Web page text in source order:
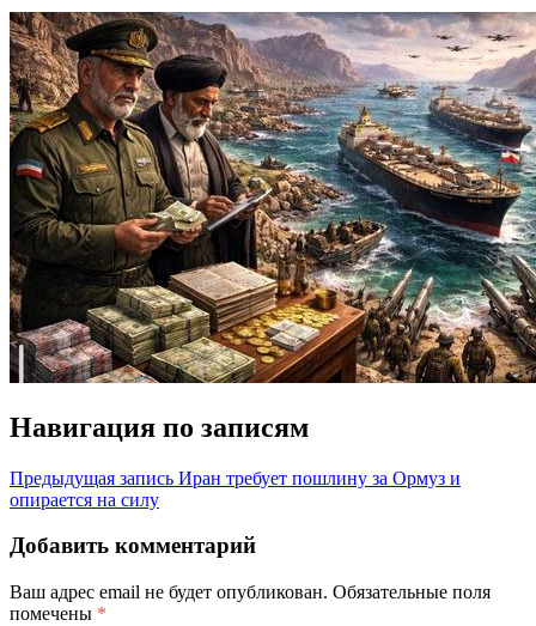
Навигация по записям
Предыдущая запись Иран требует пошлину за Ормуз и
опирается на силу
Добавить комментарий
Ваш адрес email не будет опубликован. Обязательные поля
помечены *